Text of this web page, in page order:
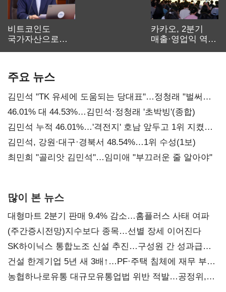
비트코인도
국가자산으로…'
카카오, 2분기
매출·영업익 역대
주요 뉴스
김민석 "TK 유세에 도움되는 당대표"…정청래 "벌써
대표된 양 당직 배분"
46.01% 대 44.53%…김민석·정청래 '초박빙'(종합)
김민석 누적 46.01%…'격전지' 호남 앞두고 1위 지켰다
(2보)
김민석, 강원·대구·경북서 48.54%…1위 수성(1보)
최민희 "골리앗 김민석"…임미애 "부끄러운 줄 알아야"
많이 본 뉴스
대형마트 2분기 판매 9.4% 감소…홈플러스 사태 여파
(주간증시전망)지수보다 종목…선별 장세 이어진다
SK하이닉스 통합노조 신설 추진…구성원 간 성과급
불만 확산
건설 한계기업 5년 새 3배↑…PF·주택 침체에 재무 부담
확대
농협하나로유통 대규모유통업법 위반 적발…공정위,